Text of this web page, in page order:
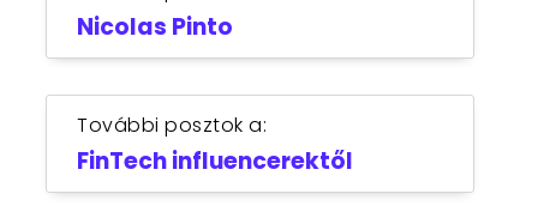
Nicolas Pinto
További posztok a:
FinTech influencerektől